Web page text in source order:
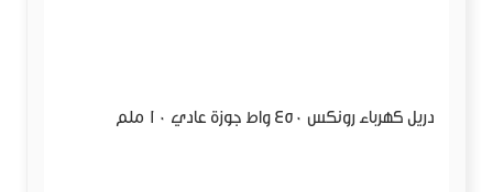
دريل كهرباء رونكس 450 واط جوزة عادي 10 ملم